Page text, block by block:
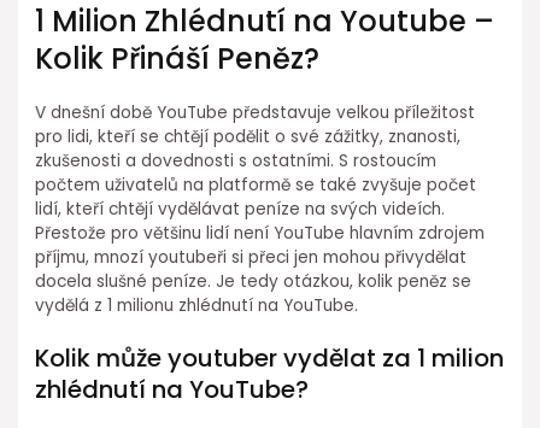
1 Milion Zhlédnutí na Youtube –
Kolik Přináší Peněz?
V dnešní době YouTube představuje velkou příležitost
pro lidi, kteří se chtějí podělit o své zážitky, znanosti,
zkušenosti a dovednosti s ostatními. S rostoucím
počtem uživatelů na platformě se také zvyšuje počet
lidí, kteří chtějí vydělávat peníze na svých videích.
Přestože pro většinu lidí není YouTube hlavním zdrojem
příjmu, mnozí youtubeři si přeci jen mohou přivydělat
docela slušné peníze. Je tedy otázkou, kolik peněz se
vydělá z 1 milionu zhlédnutí na YouTube.
Kolik může youtuber vydělat za 1 milion
zhlédnutí na YouTube?